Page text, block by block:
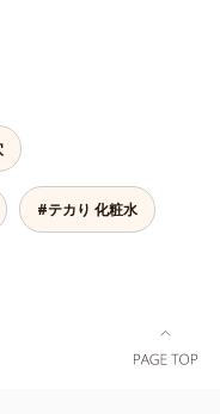
、フィチン酸、ユズセラミ
フィンゴ糖脂質*5 テトラ2-
ルデカン酸アスコルビル、天
ミンE、イノシット、フィチ
ユズセラミド、スフィンゴ糖
すべての方に皮膚刺激がおき
いうわけではありません※敏
ずみもカバー。肌をキュッと
める植物性ひきしめ成分配合
カリや化粧くずれも防ぎま
リームをなじませると、さら
感触のパウダーに変化。まる
#テカり 化粧水